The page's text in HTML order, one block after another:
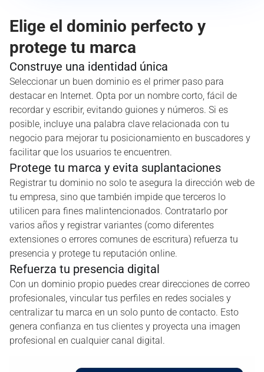
Elige el dominio perfecto y
protege tu marca
Construye una identidad única
Seleccionar un buen dominio es el primer paso para
destacar en Internet. Opta por un nombre corto, fácil de
recordar y escribir, evitando guiones y números. Si es
posible, incluye una palabra clave relacionada con tu
negocio para mejorar tu posicionamiento en buscadores y
facilitar que los usuarios te encuentren.
Protege tu marca y evita suplantaciones
Registrar tu dominio no solo te asegura la dirección web de
tu empresa, sino que también impide que terceros lo
utilicen para fines malintencionados. Contratarlo por
varios años y registrar variantes (como diferentes
extensiones o errores comunes de escritura) refuerza tu
presencia y protege tu reputación online.
Refuerza tu presencia digital
Con un dominio propio puedes crear direcciones de correo
profesionales, vincular tus perfiles en redes sociales y
centralizar tu marca en un solo punto de contacto. Esto
genera confianza en tus clientes y proyecta una imagen
profesional en cualquier canal digital.